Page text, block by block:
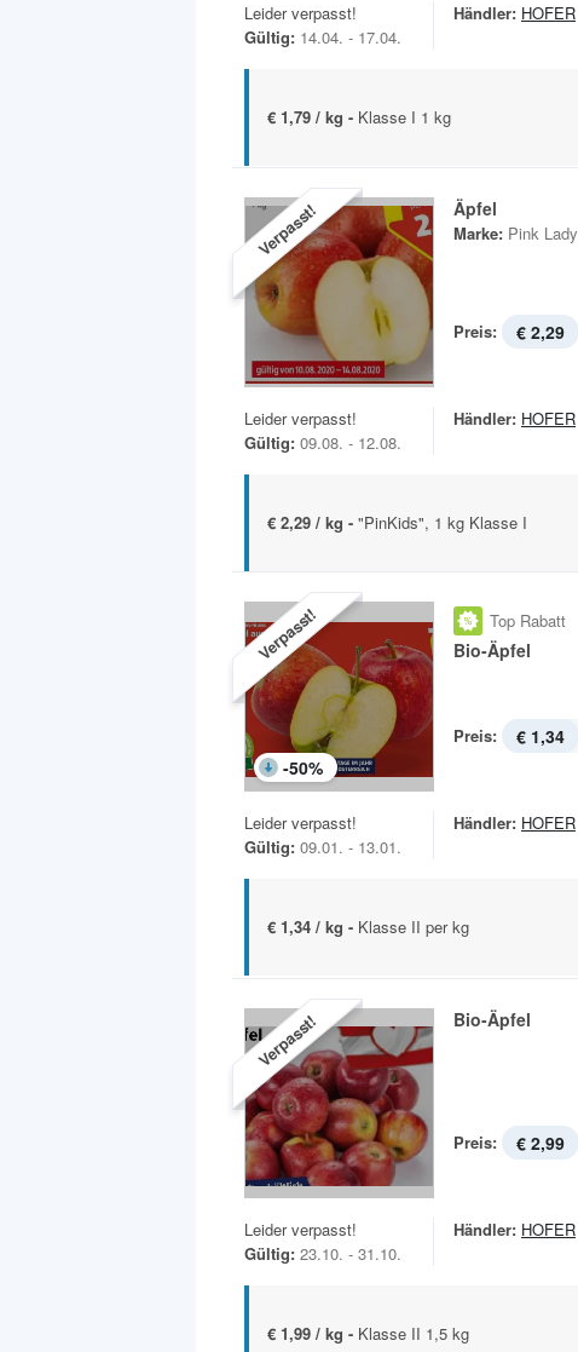
Leider verpasst!
Gültig: 14.04. - 17.04.
Händler: HOFER
€ 1,79 / kg - Klasse I 1 kg
Verpasst! Äpfel
Marke: Pink Lady
Preis: € 2,29
Leider verpasst!
Gültig: 09.08. - 12.08.
Händler: HOFER
€ 2,29 / kg - "PinKids", 1 kg Klasse I
Verpasst!
-50%
Top Rabatt
Bio-Äpfel
Preis: € 1,34
Leider verpasst!
Gültig: 09.01. - 13.01.
Händler: HOFER
€ 1,34 / kg - Klasse II per kg
Verpasst! Bio-Äpfel
Preis: € 2,99
Leider verpasst!
Gültig: 23.10. - 31.10.
Händler: HOFER
€ 1,99 / kg - Klasse II 1,5 kg